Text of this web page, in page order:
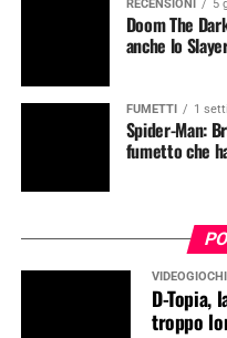
RECENSIONI 5
Doom The
anche lo
FUMETTI 1
Spider-Man:
fumetto che
VIDEOGIOCHI
D-Topia,
troppo